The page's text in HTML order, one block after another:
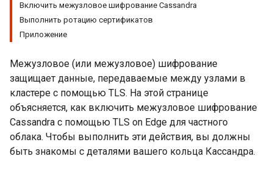
Включить межузловое шифрование Cassandra
Выполнить ротацию сертификатов
Приложение
Межузловое (или межузловое) шифрование
защищает данные, передаваемые между узлами в
кластере с помощью TLS. На этой странице
объясняется, как включить межузловое шифрование
Cassandra с помощью TLS on Edge для частного
облака. Чтобы выполнить эти действия, вы должны
быть знакомы с деталями вашего кольца Кассандра.